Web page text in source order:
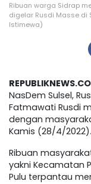
Ribuan warga Sidrap
digelar Rusdi Masse di
Istimewa)
NasDem Sulsel,
Fatmawati Rusdi
dengan
Kamis (28/4/2022).
Ribuan
yakni Kecamatan
Pulu terpantau